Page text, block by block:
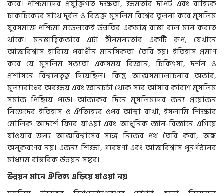
করে। পশ্চিমাদের প্রযুক্তিগত দক্ষতা, ক্ষমতার দাপট এবং বাহ্যিক
চাকচিক্যের সাথে দুর্বল ও বিভক্ত মুসলিম বিশ্বের তুলনা করে মুসলিম
যুবসমাজ পশ্চিমা মডেলকেই উন্নতির একমাত্র রাস্তা বলে মনে করতে
থাকে। মনস্তাত্ত্বিকভাবে এটা হীনমন্যতার একটি রূপ, যেখানে
আত্মবিশ্বাস হারিয়ে পরাধীন মানসিকতা তৈরি হয়। ইতিহাস প্রমাণ
করে যে মুসলিম সভ্যতা একসময় বিজ্ঞান, চিকিৎসা, দর্শন ও
প্রশাসনে বিশ্বনেতৃত্ব দিয়েছিল। কিন্তু আত্মসমালোচনার অভাব,
মূল্যবোধের অবক্ষয় এবং জ্ঞানচর্চা থেকে সরে আসার কারণে মুসলিম
সমাজ পিছিয়ে পড়ে। আজকের দিনে মুসলিমদের জন্য প্রয়োজন
নিজেদের ইতিহাস ও ঐতিহ্যের ওপর আস্থা রাখা, ইসলামি শিক্ষার
মৌলিক আদর্শে ফিরে যাওয়া এবং আধুনিক জ্ঞান-বিজ্ঞানে এগিয়ে
যাওয়ার জন্য আত্মবিশ্বাসের সঙ্গে নিজের পথ তৈরি করা, অন্ধ
অনুকরণের নয়। এজন্য শিক্ষা, গবেষণা এবং আত্মবিশ্বাস পুনর্গঠনের
মাধ্যমে বাস্তবিক উন্নয়ন সম্ভব।
উন্নয়ন মানে ঐতিহ্য এড়িয়ে যাওয়া নয়